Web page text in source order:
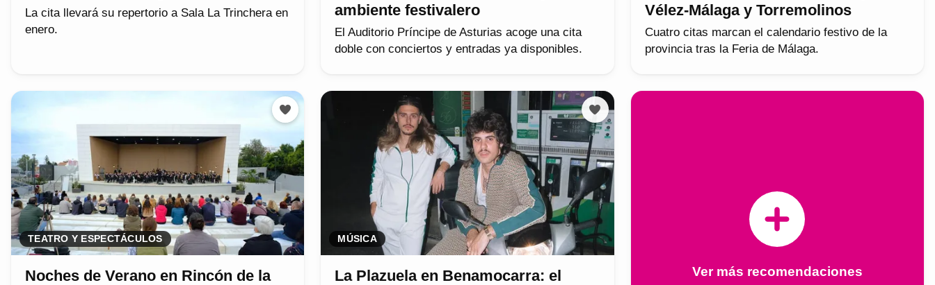
La cita llevará su repertorio a Sala La Trinchera en
enero.
ambiente festivalero
El Auditorio Príncipe de Asturias acoge una cita
doble con conciertos y entradas ya disponibles.
Vélez-Málaga y Torremolinos
Cuatro citas marcan el calendario festivo de la
provincia tras la Feria de Málaga.
TEATRO Y ESPECTÁCULOS
Noches de Verano en Rincón de la
MÚSICA
La Plazuela en Benamocarra: el
Ver más recomendaciones